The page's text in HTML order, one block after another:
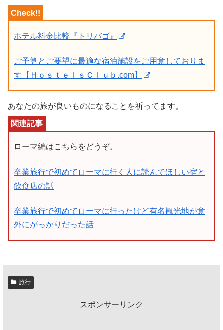
ホテル料金比較『トリバゴ』
ご予算とご要望に最適な宿泊施設をご用意しておりま
す【ＨｏｓｔｅｌｓＣｌｕｂ.com】
あなたの旅が良いものになることを祈ってます。
ローマ編はこちらをどうぞ。
卒業旅行で初めてローマに行く人に読んでほしい宿と
飲食店の話
卒業旅行で初めてローマに行ったけど有名観光地が意
外にがっかりだった話
旅行
スポンサーリンク